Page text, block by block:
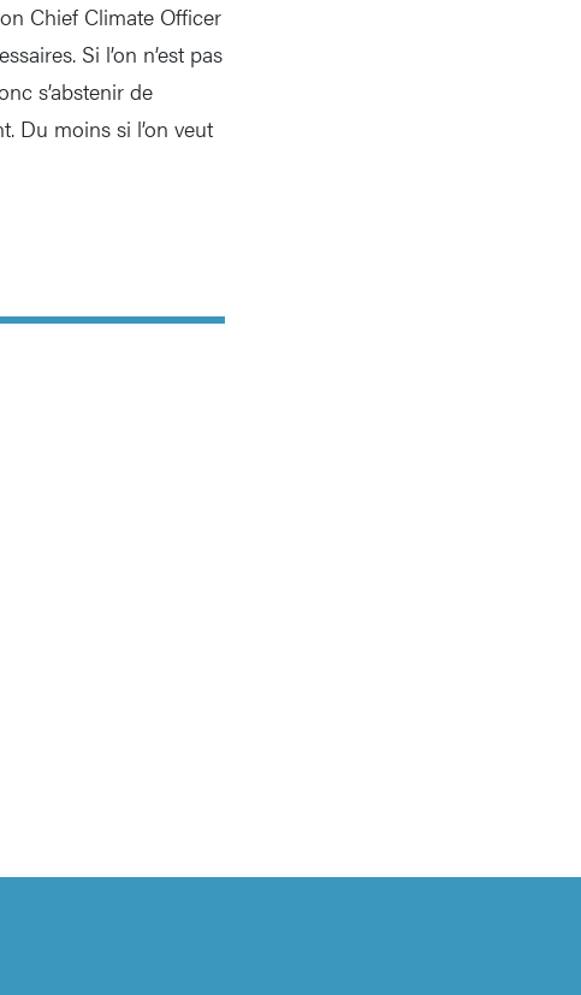
Chief Climate Officer
Si l’on n’est pas
s’abstenir de
Du moins si l’on veut